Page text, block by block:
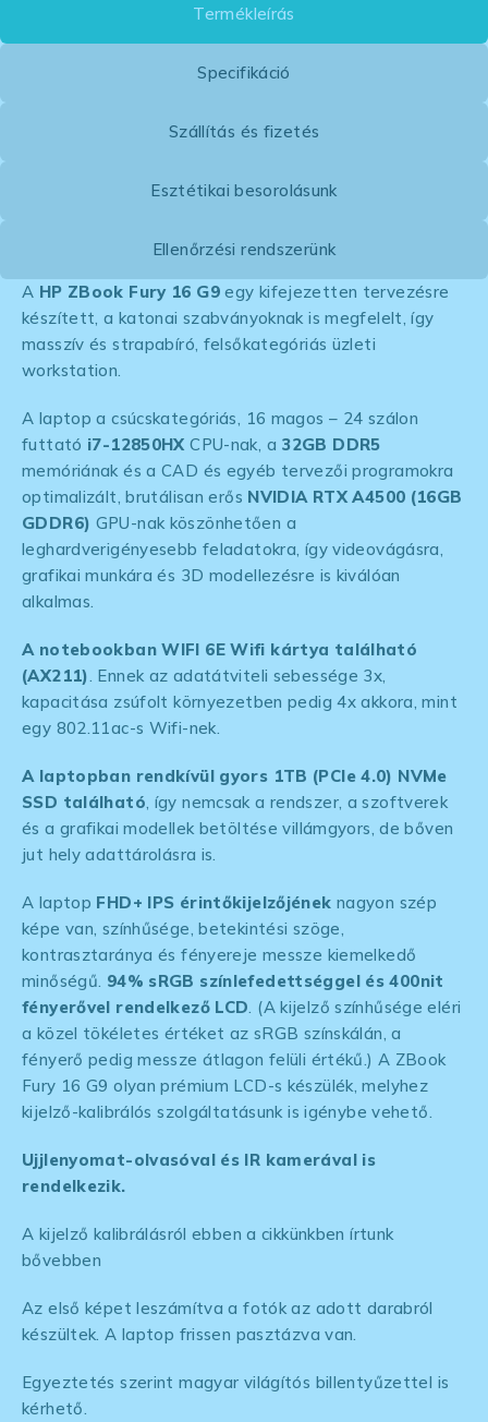
Termékleírás
Specifikáció
Szállítás és fizetés
Esztétikai besorolásunk
Ellenőrzési rendszerünk
A HP ZBook Fury 16 G9egy kifejezetten tervezésre
készített, a katonai szabványoknak is megfelelt, így
masszív és strapabíró, felsőkategóriás üzleti
workstation.
A laptop a csúcskategóriás, 16 magos – 24 szálon
futtató i7-12850HX CPU-nak, a 32GB DDR5
memóriának és a CAD és egyéb tervezői programokra
optimalizált, brutálisan erős NVIDIA RTX A4500 (16GB
GDDR6) GPU-nak köszönhetően a
leghardverigényesebb feladatokra, így videovágásra,
grafikai munkára és 3D modellezésre is kiválóan
alkalmas.
A notebookban WIFI 6E Wifi kártya található
(AX211). Ennek az adatátviteli sebessége 3x,
kapacitása zsúfolt környezetben pedig 4x akkora, mint
egy 802.11ac-s Wifi-nek.
A laptopban rendkívül gyors 1TB (PCIe 4.0) NVMe
SSD található, így nemcsak a rendszer, a szoftverek
és a grafikai modellek betöltése villámgyors, de bőven
jut hely adattárolásra is.
A laptop FHD+ IPS érintőkijelzőjének nagyon szép
képe van, színhűsége, betekintési szöge,
kontrasztaránya és fényereje messze kiemelkedő
minőségű. 94% sRGB színlefedettséggel és 400nit
fényerővel rendelkező LCD. (A kijelző színhűsége eléri
a közel tökéletes értéket az sRGB színskálán, a
fényerő pedig messze átlagon felüli értékű.) A ZBook
Fury 16 G9 olyan prémium LCD-s készülék, melyhez
kijelző-kalibrálós szolgáltatásunk is igénybe vehető.
Ujjlenyomat-olvasóval és IR kamerával is
rendelkezik.
A kijelző kalibrálásról ebben a cikkünkben írtunk
bővebben
Az első képet leszámítva a fotók az adott darabról
készültek. A laptop frissen pasztázva van.
Egyeztetés szerint magyar világítós billentyűzettel is
kérhető.